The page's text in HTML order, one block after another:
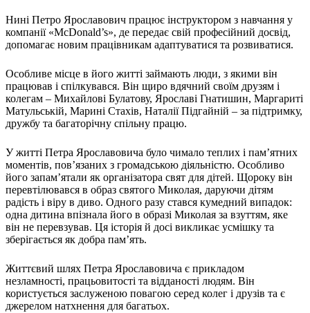
Нині Петро Ярославович працює інструктором з навчання у
компанії «McDonald’s», де передає свій професійний досвід,
допомагає новим працівникам адаптуватися та розвиватися.
Особливе місце в його житті займають люди, з якими він
працював і спілкувався. Він щиро вдячний своїм друзям і
колегам – Михайлові Булатову, Ярославі Гнатишин, Маргариті
Матульській, Марині Стахів, Наталії Підгайній – за підтримку,
дружбу та багаторічну спільну працю.
У житті Петра Ярославовича було чимало теплих і пам’ятних
моментів, пов’язаних з громадською діяльністю. Особливо
його запам’ятали як організатора свят для дітей. Щороку він
перевтілювався в образ святого Миколая, даруючи дітям
радість і віру в диво. Одного разу стався кумедний випадок:
одна дитина впізнала його в образі Миколая за взуттям, яке
він не перевзував. Ця історія й досі викликає усмішку та
зберігається як добра пам’ять.
Життєвий шлях Петра Ярославовича є прикладом
незламності, працьовитості та відданості людям. Він
користується заслуженою повагою серед колег і друзів та є
джерелом натхнення для багатьох.